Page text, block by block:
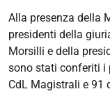
inclusiva:
pari
opportunità:
principio
giuridico
Alla presenza della
presidenti della
Morsilli e della
sono stati conferiti i
CdL Magistrali e 91